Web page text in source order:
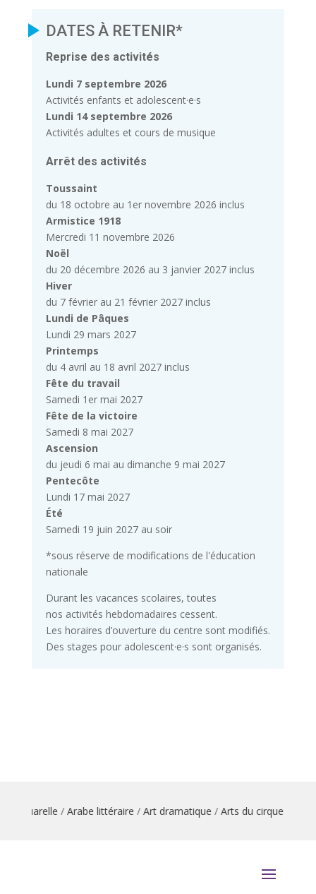
DATES À RETENIR*
Reprise des activités
Lundi 7 septembre 2026
Activités enfants et adolescent·e·s
Lundi 14 septembre 2026
Activités adultes et cours de musique
Arrêt des activités
Toussaint
du 18 octobre au 1er novembre 2026 inclus
Armistice 1918
Mercredi 11 novembre 2026
Noël
du 20 décembre 2026 au 3 janvier 2027 inclus
Hiver
du 7 février au 21 février 2027 inclus
Lundi de Pâques
Lundi 29 mars 2027
Printemps
du 4 avril au 18 avril 2027 inclus
Fête du travail
Samedi 1er mai 2027
Fête de la victoire
Samedi 8 mai 2027
Ascension
du jeudi 6 mai au dimanche 9 mai 2027
Pentecôte
Lundi 17 mai 2027
Été
Samedi 19 juin 2027 au soir
*sous réserve de modifications de l'éducation
nationale
Durant les vacances scolaires, toutes
nos activités hebdomadaires cessent.
Les horaires d’ouverture du centre sont modifiés.
Des stages pour adolescent·e·s sont organisés.
/Arabe littéraire/Art dramatique/Arts du cirque/Arts